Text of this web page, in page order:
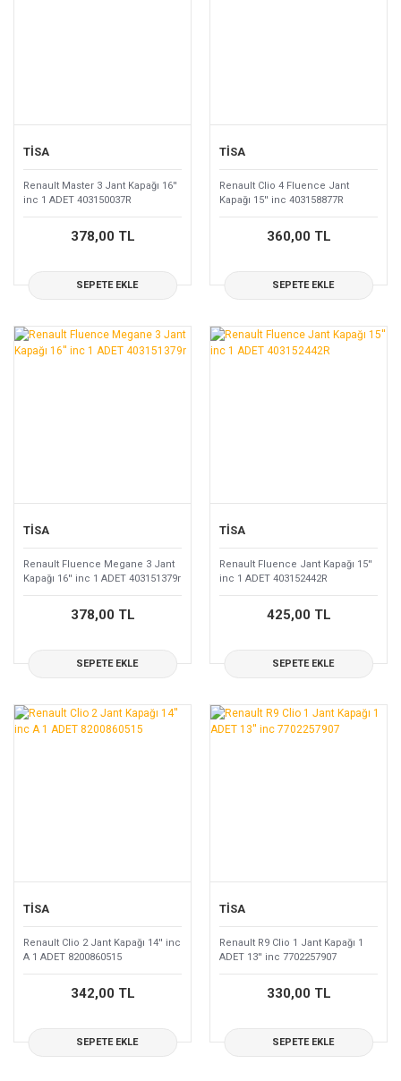
TİSA
Renault Master 3 Jant Kapağı 16''
inc 1 ADET 403150037R
378,00 TL
SEPETE EKLE
TİSA
Renault Clio 4 Fluence Jant
Kapağı 15'' inc 403158877R
360,00 TL
SEPETE EKLE
TİSA
Renault Fluence Megane 3 Jant
Kapağı 16'' inc 1 ADET 403151379r
378,00 TL
SEPETE EKLE
TİSA
Renault Fluence Jant Kapağı 15''
inc 1 ADET 403152442R
425,00 TL
SEPETE EKLE
TİSA
Renault Clio 2 Jant Kapağı 14'' inc
A 1 ADET 8200860515
342,00 TL
SEPETE EKLE
TİSA
Renault R9 Clio 1 Jant Kapağı 1
ADET 13'' inc 7702257907
330,00 TL
SEPETE EKLE